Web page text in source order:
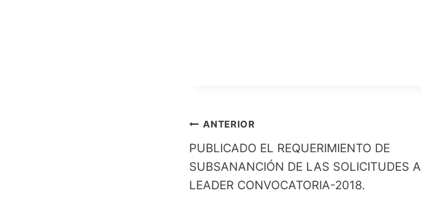
Navegación
de
entradas
ANTERIOR
PUBLICADO EL REQUERIMIENTO DE
SUBSANANCIÓN DE LAS SOLICITUDES A
LEADER CONVOCATORIA-2018.